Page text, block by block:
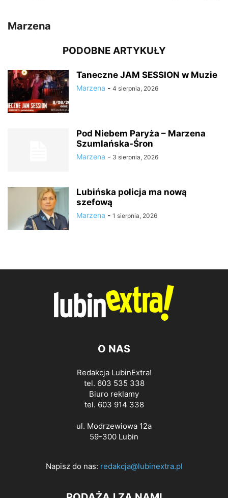
Marzena
PODOBNE ARTYKUŁY
Taneczne JAM SESSION w Muzie
Marzena - 4 sierpnia, 2026
Pod Niebem Paryża – Marzena
Szumlańska-Śron
Marzena - 3 sierpnia, 2026
Lubińska policja ma nową
szefową
Marzena - 1 sierpnia, 2026
O NAS
Redakcja LubinExtra!
tel. 603 535 338
Biuro reklamy
tel. 603 914 338
ul. Modrzewiowa 12a
59-300 Lubin
Napisz do nas: redakcja@lubinextra.pl